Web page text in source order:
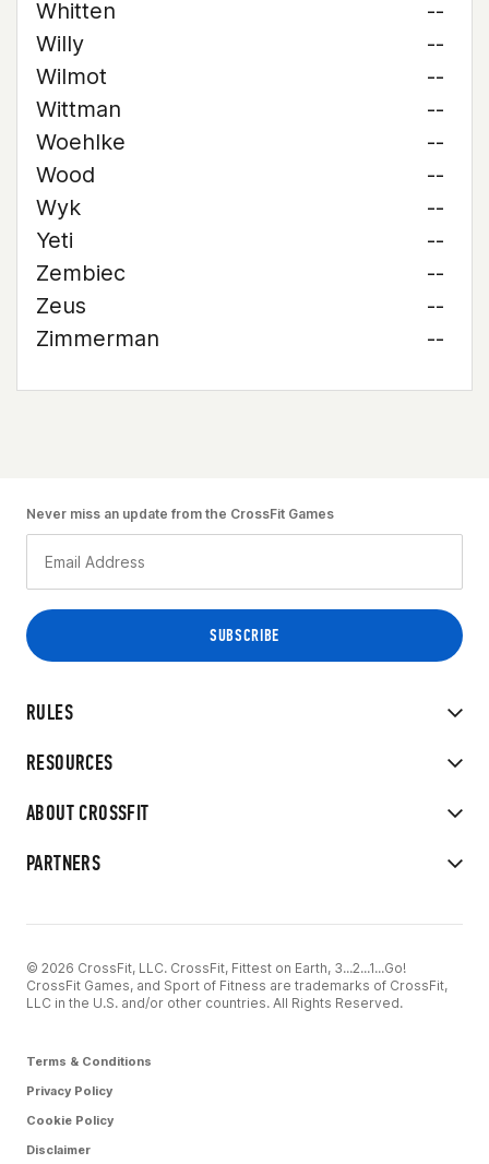
Whitten
--
Willy
--
Wilmot
--
Wittman
--
Woehlke
--
Wood
--
Wyk
--
Yeti
--
Zembiec
--
Zeus
--
Zimmerman
--
RULES
RESOURCES
ABOUT CROSSFIT
PARTNERS
Never miss an update from the CrossFit Games
© 2026 CrossFit, LLC. CrossFit, Fittest on Earth, 3...2...1...Go!
CrossFit Games, and Sport of Fitness are trademarks of CrossFit,
LLC in the U.S. and/or other countries. All Rights Reserved.
Terms & Conditions
Privacy Policy
Cookie Policy
Disclaimer